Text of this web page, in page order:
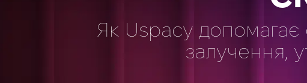
Як Uspacy допомагає
залучення,